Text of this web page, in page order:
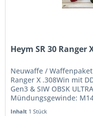
Heym SR 30
Neuwaffe /
Ranger X .308Win mit
Gen3 & SIW OBSK
Mündungsgewinde:
Inhalt 1 Stück